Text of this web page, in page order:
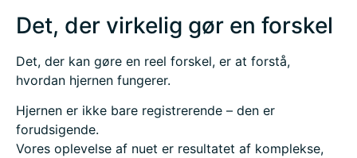
Det, der virkelig gør en forskel
Det, der kan gøre en reel forskel, er at forstå,
hvordan hjernen fungerer.
Hjernen er ikke bare registrerende – den er
forudsigende.
Vores oplevelse af nuet er resultatet af komplekse,